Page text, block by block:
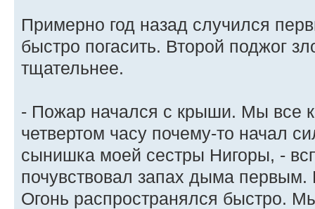
Примерно год назад случился
быстро погасить. Второй поджог
тщательнее.
- Пожар начался с крыши. Мы все
четвертом часу почему-то начал
сынишка моей сестры Нигоры, -
почувствовал запах дыма первым.
Огонь распространялся быстро.